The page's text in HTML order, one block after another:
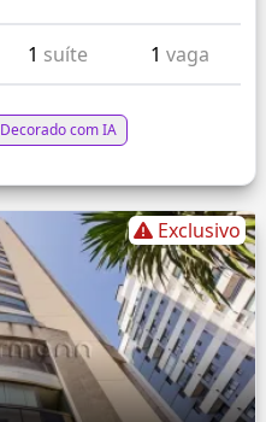
1 suíte 1 vaga
Decorado com IA
Exclusivo